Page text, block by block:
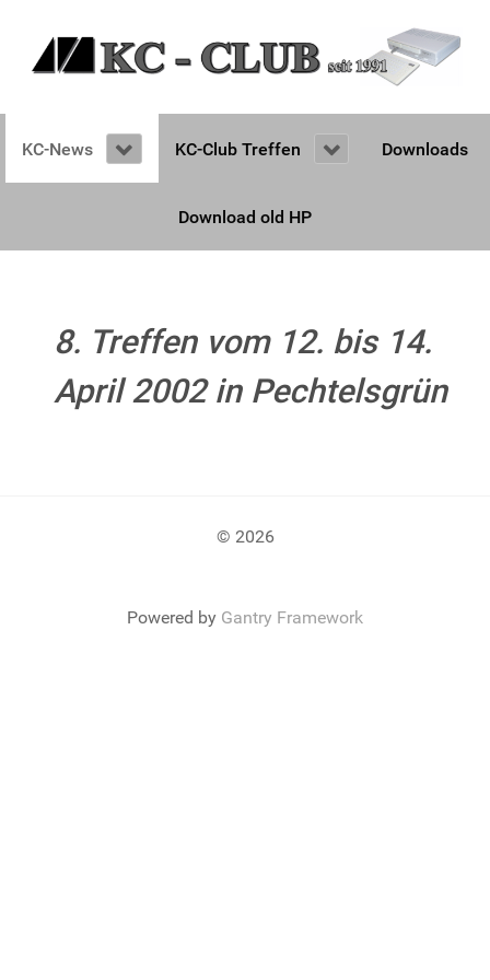
KC-News KC-Club Treffen Downloads
Download old HP
8. Treffen vom 12. bis 14.
April 2002 in Pechtelsgrün
© 2026
Powered by Gantry Framework